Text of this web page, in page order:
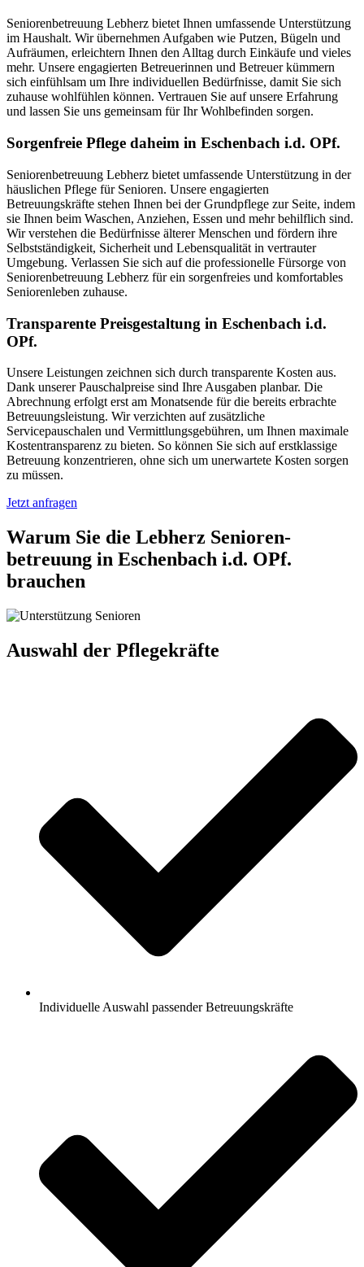
Seniorenbetreuung Lebherz bietet Ihnen umfassende Unterstützung
im Haushalt. Wir übernehmen Aufgaben wie Putzen, Bügeln und
Aufräumen, erleichtern Ihnen den Alltag durch Einkäufe und vieles
mehr. Unsere engagierten Betreuerinnen und Betreuer kümmern
sich einfühlsam um Ihre individuellen Bedürfnisse, damit Sie sich
zuhause wohlfühlen können. Vertrauen Sie auf unsere Erfahrung
und lassen Sie uns gemeinsam für Ihr Wohlbefinden sorgen.
Sorgenfreie Pflege daheim in Eschenbach i.d. OPf.
Seniorenbetreuung Lebherz bietet umfassende Unterstützung in der
häuslichen Pflege für Senioren. Unsere engagierten
Betreuungskräfte stehen Ihnen bei der Grundpflege zur Seite, indem
sie Ihnen beim Waschen, Anziehen, Essen und mehr behilflich sind.
Wir verstehen die Bedürfnisse älterer Menschen und fördern ihre
Selbstständigkeit, Sicherheit und Lebensqualität in vertrauter
Umgebung. Verlassen Sie sich auf die professionelle Fürsorge von
Seniorenbetreuung Lebherz für ein sorgenfreies und komfortables
Seniorenleben zuhause.
Transparente Preisgestaltung in Eschenbach i.d.
OPf.
Unsere Leistungen zeichnen sich durch transparente Kosten aus.
Dank unserer Pauschalpreise sind Ihre Ausgaben planbar. Die
Abrechnung erfolgt erst am Monatsende für die bereits erbrachte
Betreuungsleistung. Wir verzichten auf zusätzliche
Servicepauschalen und Vermittlungsgebühren, um Ihnen maximale
Kostentransparenz zu bieten. So können Sie sich auf erstklassige
Betreuung konzentrieren, ohne sich um unerwartete Kosten sorgen
zu müssen.
Jetzt anfragen
Warum Sie die Lebherz Senioren­
betreuung in Eschenbach i.d. OPf.
brauchen
Auswahl der Pflegekräfte
Individuelle Auswahl passender Betreuungskräfte